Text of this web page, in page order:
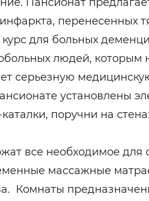
перенесенных
для больных
людей, которым
серьезную
установлены
поручни на
все необходимое для
массажные
Комнаты